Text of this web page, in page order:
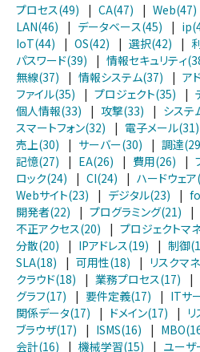
プロセス(49)
| CA(47) | Web(47)
LAN(46)
| データベース(45) |
IoT(44)
| OS(42) | 選択(42) |
パスワード(39)
| 情報セキュリティ
無線(37)
| 情報システム(37) | ア
ファイル(35)
| プロジェクト(35) |
個人情報(33)
| 攻撃(33) | システ
スマートフォン(32)
| 電子メール(31)
売上(30)
| サーバー(30) | 調達
記憶(27)
| EA(26) | 費用(26) |
ロック(24)
| CI(24) | ハードウェ
Webサイト(23)
| デジタル(23) |
開発者(22)
| プログラミング(21) |
不正アクセス(20)
| プロジェクトマ
分散(20)
| IPアドレス(19) | 制御
SLA(18)
| 可用性(18) | リスクマ
クラウド(18)
| 業務プロセス(17) |
グラフ(17)
| 要件定義(17) | ITサ
関係データ(17)
| ドメイン(17) |
ブラウザ(17)
| ISMS(16) |
会計(16)
| 機械学習(15) | ユーザ